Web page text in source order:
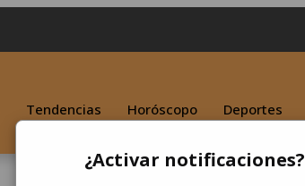
Tendencias Horóscopo Deportes
¿Activar notificaciones?